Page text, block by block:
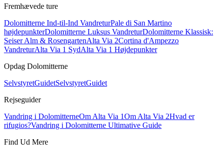
Fremhævede ture
Dolomitterne Ind-til-Ind VandreturPale di San Martino
højdepunkterDolomitterne Luksus VandreturDolomitterne Klassisk:
Seiser Alm & RosengartenAlta Via 2Cortina d'Ampezzo
VandreturAlta Via 1 SydAlta Via 1 Højdepunkter
Opdag Dolomitterne
SelvstyretGuidetSelvstyretGuidet
Rejseguider
Vandring i DolomitterneOm Alta Via 1Om Alta Via 2Hvad er
rifugios?Vandring i Dolomitterne Ultimative Guide
Find Ud Mere